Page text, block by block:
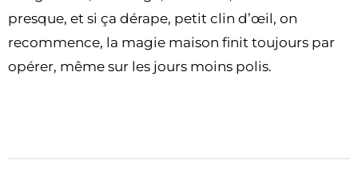
presque, et si ça dérape, petit clin d’œil, on
recommence, la magie maison finit toujours par
opérer, même sur les jours moins polis.